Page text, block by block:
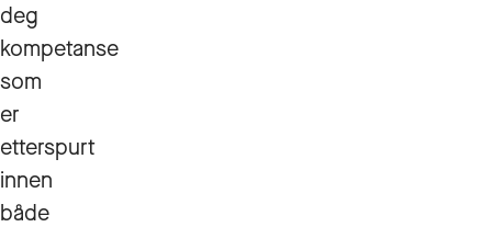
deg
kompetanse
som
er
etterspurt
innen
både